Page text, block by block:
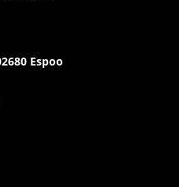
Espoo